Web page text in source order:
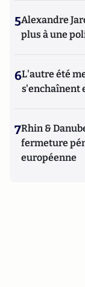
5Alexandre
plus à une
6L'autre été
s'enchaînent
7Rhin &
fermeture
européenne